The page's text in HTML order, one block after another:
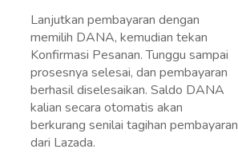
Lanjutkan pembayaran dengan
memilih DANA, kemudian tekan
Konfirmasi Pesanan. Tunggu sampai
prosesnya selesai, dan pembayaran
berhasil diselesaikan. Saldo DANA
kalian secara otomatis akan
berkurang senilai tagihan pembayaran
dari Lazada.